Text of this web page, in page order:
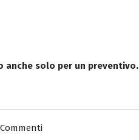
anche solo per un preventivo.